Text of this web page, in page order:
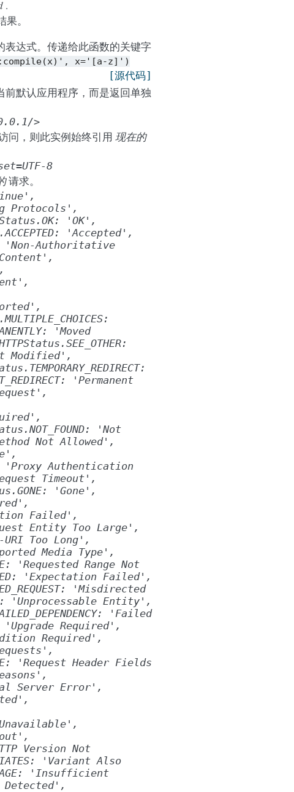
.
。
达式。传递给此函数的关键字
x='[a-z]')
[源代码]
默认应用程序，而是返回单独
>
问，则此实例始终引用 现在的
8
请求。
Protocols',
'OK',
'Accepted',
'Non-Authoritative
Content',
'Moved
Modified',
'Permanent
'Not
Not Allowed',
'Proxy Authentication
Timeout',
'Gone',
Failed',
Entity Too Large',
URI Too Long',
Media Type',
'Requested Range Not
'Expectation Failed',
'Misdirected
'Unprocessable Entity',
'Failed
'Upgrade Required',
Required',
'Request Header Fields
Server Error',
Version Not
'Variant Also
'Insufficient
Detected',